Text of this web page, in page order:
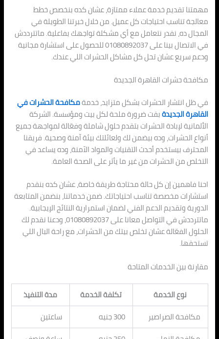
مهمتنا تقديم خدمة عملاء ممتازة، عشان كده بنخصص خطط
معالجة تناسب احتياجات كل عميل. من خلال خبرتنا الطويلة في
المجال ده، نقدر نتعامل مع أي مشكلة تواجهك بفاعلية. ماتترددش
في الاتصال بينا على 01080892037 للحصول على استشارة مجانية
ودعم سريع عشان تحل كل مشاكل الحشرات اللي عندك.
مكافحة حشرات القاهرة الجديدة
في ظل انتشار الحشرات بشكل متزايد، خدمةمكافحة الحشرات في
القاهرة الجديدةبقت ضرورة ملحة لكل بيت ومؤسسة. الشركة
الألمانية لإبادة الحشرات بتقدم حلول شاملة وفعّالة لمواجهة جميع
أنواع الحشرات، وده بيضمن لك ولعائلتك بيئة آمنة وصحية. فريقنا
المحترف بيستخدم أحدث التقنيات والمواد الآمنة، وده يساعد في
التخلص من الحشرات من غير ما يأثر على الصحة العامة.
احنا فاهمين إن كل حالة محتاجة طريقة خاصة، عشان كده بنقدم
استشارات مخصصة تناسب احتياجاتك. ضمن خدماتنا، بنضمن المتابعة
الدورية وتقديم الدعم الفني لضمان استمرارية النتائج الإيجابية.
ماتترددش في التواصل معانا على 01080892037، ودعنا نقدم لك
الحلول الفعّالة عشان تخلص بيتك من الحشرات، مع راحة البال اللي
تستحقها.
مقارنة بين الخدمات المتاحة
نوع الخدمة تكلفة الخدمة
مدة التنفيذ
مكافحة الصراصير
300 جنيه
ساعتين